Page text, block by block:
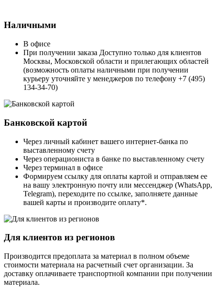
Наличными
В офисе
При получении заказа Доступно только для клиентов
Москвы, Московской области и прилегающих областей
(возможность оплаты наличными при получении
курьеру уточняйте у менеджеров по телефону +7 (495)
134-34-70)
Банковской картой
Через личный кабинет вашего интернет-банка по
выставленному счету
Через операциониста в банке по выставленному счету
Через терминал в офисе
Формируем ссылку для оплаты картой и отправляем ее
на вашу электронную почту или мессенджер (WhatsApp,
Telegram), переходите по ссылке, заполняете данные
вашей карты и производите оплату*.
Для клиентов из регионов
Производится предоплата за материал в полном объеме
стоимости материала на расчетный счет организации. За
доставку оплачиваете транспортной компании при получении
материала.